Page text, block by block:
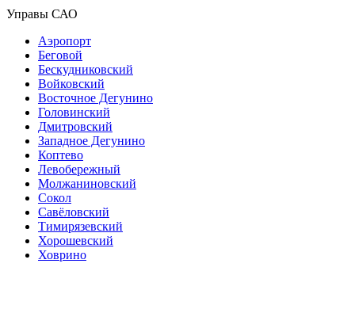
Управы САО
Аэропорт
Беговой
Бескудниковский
Войковский
Восточное Дегунино
Головинский
Дмитровский
Западное Дегунино
Коптево
Левобережный
Молжаниновский
Сокол
Савёловский
Тимирязевский
Хорошевский
Ховрино